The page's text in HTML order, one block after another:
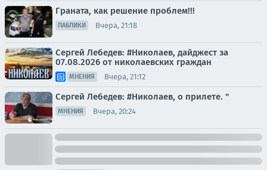
Граната, как решение проблем!!!
ПАБЛИКИ Вчера, 21:18
Сергей Лебедев: #Николаев, дайджест за
07.08.2026 от николаевских граждан
МНЕНИЯ Вчера, 21:12
Сергей Лебедев: #Николаев, о прилете. "
МНЕНИЯ Вчера, 20:24